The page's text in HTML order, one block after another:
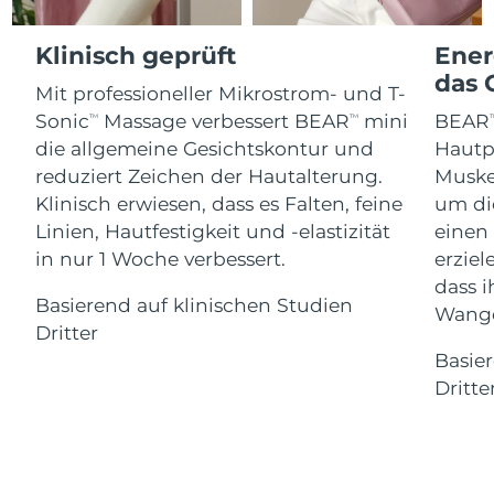
Klinisch geprüft
Mit professioneller Mikrostrom- und T-
SonicTM Massage verbessert BEARTM
mini
die allgemeine Gesichtskontur und
reduziert Zeichen der Hautalterung.
Klinisch erwiesen, dass es Falten, feine
Linien, Hautfestigkeit und -elastizität
in nur 1 Woche verbessert.
Basierend auf klinischen Studien
Dritter
das
BEAR
um
einen
dass
For healthy hair
18% PAP
Kaufe alles
FOREO APP
ÜBER
Isle of Man 8/11/26
Israel Erwartete Lieferung 8/13/26
Italien Erwartete Lieferung 8/9/26
Japan Erwartete Lieferung 8/12/26
Jersey Erwartete Lieferung 8/14/26
Kasachstan Erwartete Lieferung
8/9/26